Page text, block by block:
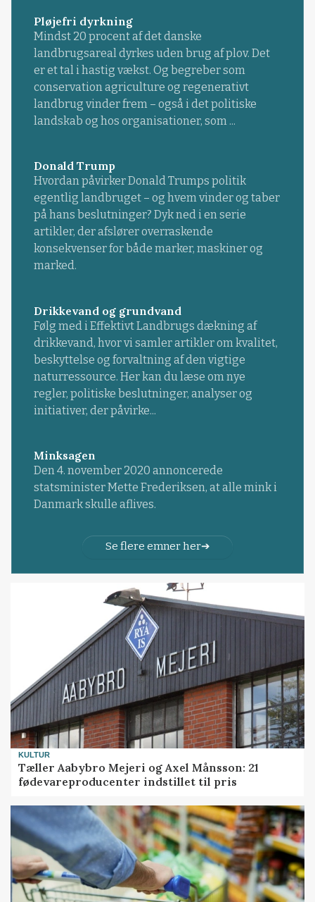
Pløjefri dyrkning
Mindst 20 procent af det danske
landbrugsareal dyrkes uden brug af plov. Det
er et tal i hastig vækst. Og begreber som
conservation agriculture og regenerativt
landbrug vinder frem – også i det politiske
landskab og hos organisationer, som ...
Donald Trump
Hvordan påvirker Donald Trumps politik
egentlig landbruget – og hvem vinder og taber
på hans beslutninger? Dyk ned i en serie
artikler, der afslører overraskende
konsekvenser for både marker, maskiner og
marked.
Drikkevand og grundvand
Følg med i Effektivt Landbrugs dækning af
drikkevand, hvor vi samler artikler om kvalitet,
beskyttelse og forvaltning af den vigtige
naturressource. Her kan du læse om nye
regler, politiske beslutninger, analyser og
initiativer, der påvirke...
Minksagen
Den 4. november 2020 annoncerede
statsminister Mette Frederiksen, at alle mink i
Danmark skulle aflives.
Se flere emner her
KULTUR
Tæller Aabybro Mejeri og Axel Månsson: 21
fødevareproducenter indstillet til pris